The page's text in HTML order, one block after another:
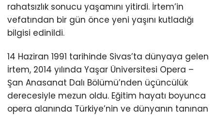
rahatsızlık sonucu yaşamını yitirdi. İrtem’in
vefatından bir gün önce yeni yaşını kutladığı
bilgisi edinildi.
14 Haziran 1991 tarihinde Sivas’ta dünyaya gelen
İrtem, 2014 yılında Yaşar Üniversitesi Opera –
Şan Anasanat Dalı Bölümü’nden üçüncülük
derecesiyle mezun oldu. Eğitim hayatı boyunca
opera alanında Türkiye’nin ve dünyanın tanınan